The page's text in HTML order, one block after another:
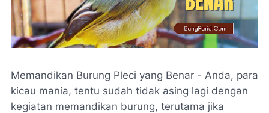
Memandikan Burung Pleci yang Benar - Anda, para
kicau mania, tentu sudah tidak asing lagi dengan
kegiatan memandikan burung, terutama jika